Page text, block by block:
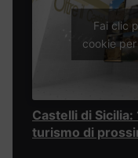
Fai clic
cookie
Castelli di Sicilia:
turismo di